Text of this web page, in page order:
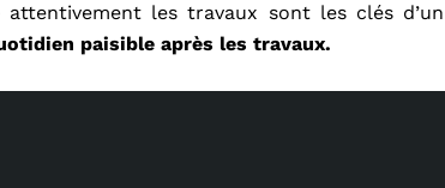
les travaux sont les clés d’un
paisible après les travaux.